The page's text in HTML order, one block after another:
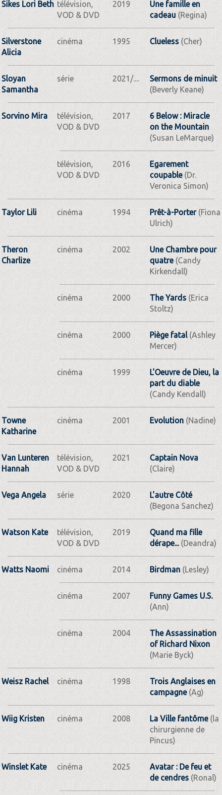
Sikes Lori Beth télévision,
VOD & DVD
2019
Une famille en
cadeau(Regina)
Silverstone
Alicia
cinéma 1995 Clueless(Cher)
Sloyan
Samantha
série 2021/....
Sermons de minuit
(Beverly Keane)
Sorvino Mira
télévision,
VOD & DVD
2017
6 Below : Miracle
on the Mountain
(Susan LeMarque)
télévision,
VOD & DVD
2016
Egarement
coupable(Dr.
Veronica Simon)
Taylor Lili cinéma 1994 Prêt-à-Porter(Fiona
Ulrich)
Theron
Charlize
cinéma 2002
Une Chambre pour
quatre(Candy
Kirkendall)
cinéma 2000 The Yards(Erica
Stoltz)
cinéma 2000 Piège fatal(Ashley
Mercer)
cinéma 1999
L'Oeuvre de Dieu, la
part du diable
(Candy Kendall)
Towne
Katharine
cinéma 2001 Evolution(Nadine)
Van Lunteren
Hannah
télévision,
VOD & DVD
2021
Captain Nova
(Claire)
Vega Angela série 2020
L'autre Côté
(Begona Sanchez)
Watson Kate
télévision,
VOD & DVD
2019
Quand ma fille
dérape...(Deandra)
Watts Naomi cinéma 2014 Birdman(Lesley)
cinéma 2007
Funny Games U.S.
(Ann)
cinéma 2004
The Assassination
of Richard Nixon
(Marie Byck)
Weisz Rachel cinéma 1998
Trois Anglaises en
campagne(Ag)
Wiig Kristen cinéma 2008 La Ville fantôme(la
chirurgienne de
Pincus)
Winslet Kate cinéma 2025
Avatar : De feu et
de cendres(Ronal)